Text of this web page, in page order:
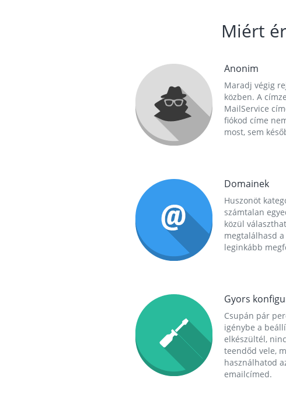
Miért
Anonim
Maradj végig
közben. A
MailService
fiókod címe
most, sem
Domainek
Huszonöt
számtalan
közül
megtalálhasd
leginkább
Gyors
Csupán pár
igénybe a
elkészültél,
teendőd vele,
használhatod
emailcímed.